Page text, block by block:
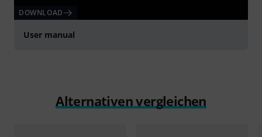
DOWNLOAD
User manual
Alternativen vergleichen